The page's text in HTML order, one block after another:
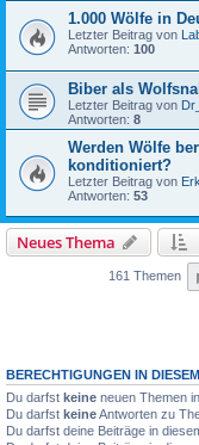
1.000 Wölfe in
Letzter Beitrag von
Antworten: 100
Biber als
Letzter Beitrag von
Antworten: 8
Werden Wölfe
konditioniert?
Letzter Beitrag von
Antworten: 53
Neues Thema
161 Themen
BERECHTIGUNGEN IN
Du darfst keine neuen Themen
Du darfst keineAntworten zu
Du darfst deine Beiträge in